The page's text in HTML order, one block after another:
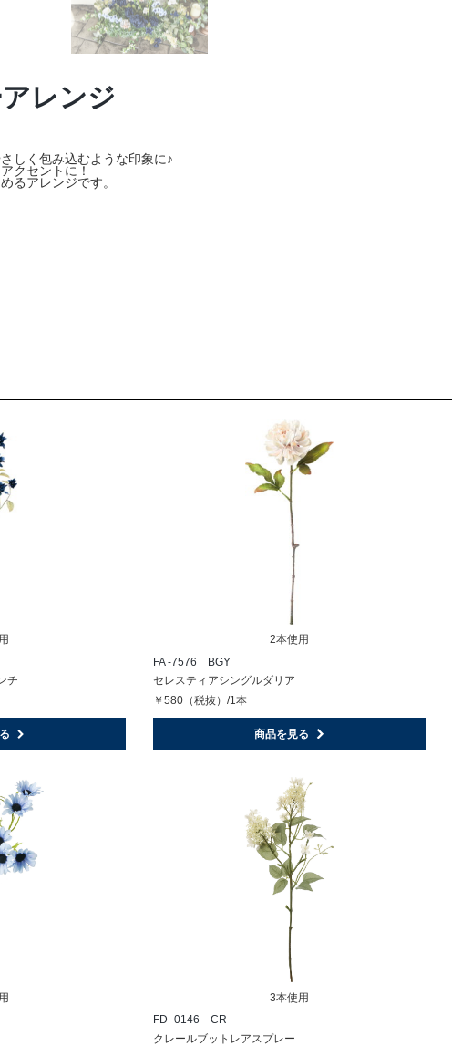
レンジ
しく包み込むような印象に♪
クセントに！
るアレンジです。
チ
2本使用
FA -7576 BGY
セレスティアシングルダリア
￥580（税抜）/1本
商品を見る
3本使用
FD -0146 CR
クレールブットレアスプレー